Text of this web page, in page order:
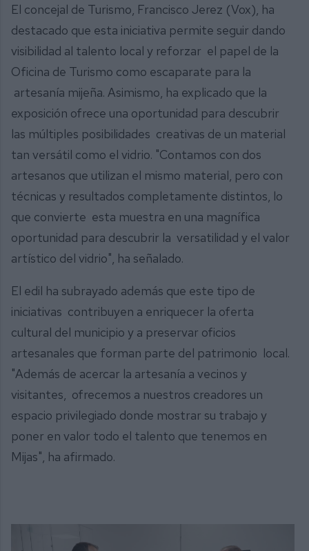
El concejal de Turismo, Francisco Jerez (Vox), ha
destacado que esta iniciativa permite seguir dando
visibilidad al talento local y reforzar el papel de la
Oficina de Turismo como escaparate para la
artesanía mijeña. Asimismo, ha explicado que la
exposición ofrece una oportunidad para descubrir
las múltiples posibilidades creativas de un material
tan versátil como el vidrio. "Contamos con dos
artesanos que utilizan el mismo material, pero con
técnicas y resultados completamente distintos, lo
que convierte esta muestra en una magnífica
oportunidad para descubrir la versatilidad y el valor
artístico del vidrio", ha señalado.
El edil ha subrayado además que este tipo de
iniciativas contribuyen a enriquecer la oferta
cultural del municipio y a preservar oficios
artesanales que forman parte del patrimonio local.
"Además de acercar la artesanía a vecinos y
visitantes, ofrecemos a nuestros creadores un
espacio privilegiado donde mostrar su trabajo y
poner en valor todo el talento que tenemos en
Mijas", ha afirmado.